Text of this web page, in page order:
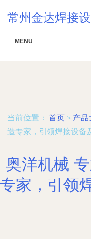
常州金达焊接
MENU
当前位置： 首页 > 产品
造专家，引领焊接设备
奥洋机械
专家，引领